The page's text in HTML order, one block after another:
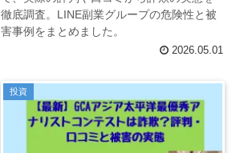
徹底調査。LINE副業グループの危険性と被
害事例をまとめました。
2026.05.01
投資